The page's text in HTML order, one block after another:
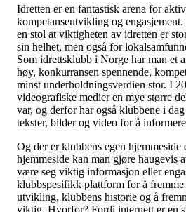
Idretten er en fantastisk arena for
kompetanseutvikling og
en stol at viktigheten av idretten er
sin helhet, men også for
Som idrettsklubb i Norge har man et
høy, konkurransen spennende,
minst underholdningsverdien stor. I
videografiske medier en mye større
var, og derfor har også klubbene i
tekster, bilder og video for å
Og der er klubbens egen hjemmeside
hjemmeside kan man gjøre haugevis
være seg viktig informasjon eller
klubbspesifikk plattform for å
utvikling, klubbens historie og å
viktig. Hvorfor? Fordi internett er en